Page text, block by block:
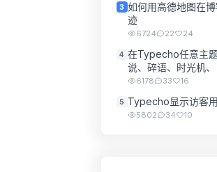
3 如何用高德地图在
迹
6724 22 24
4 在Typecho任意主
说、碎语、时光机
6178 33 16
5 Typecho显示访客
5802 34 10